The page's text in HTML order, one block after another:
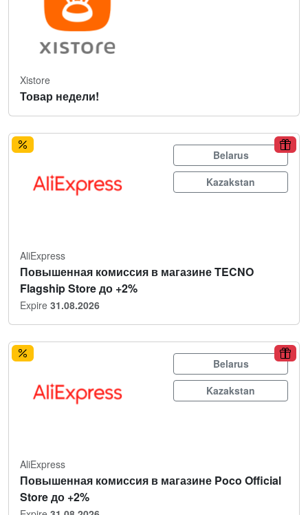
Xistore
Товар недели!
Belarus
Kazakstan
AliExpress
Повышенная комиссия в магазине TECNO
Flagship Store до +2%
Expire 31.08.2026
Belarus
Kazakstan
AliExpress
Повышенная комиссия в магазине Poco Official
Store до +2%